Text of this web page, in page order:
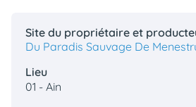
Site du propriétaire et
Du Paradis Sauvage De
Lieu
01 - Ain